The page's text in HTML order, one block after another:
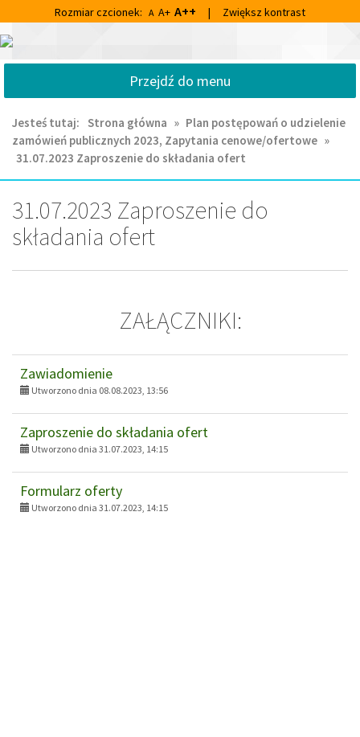
do
głównej
do
wyszukiwarki
Rozmiar czcionek: A A+ A++ | Zwiększ kontrast
Centrum
Kultury
Biblioteka
im.
Franciszka
Chruściela
w
Przejdź do menu
Jesteś tutaj: Strona główna » Plan postępowań o udzielenie
zamówień publicznych 2023, Zapytania cenowe/ofertowe »
31.07.2023 Zaproszenie do składania ofert
31.07.2023 Zaproszenie do
składania ofert
ZAŁĄCZNIKI:
Zawiadomienie
Utworzono dnia 08.08.2023, 13:56
Zaproszenie do składania ofert
Utworzono dnia 31.07.2023, 14:15
Formularz oferty
Utworzono dnia 31.07.2023, 14:15